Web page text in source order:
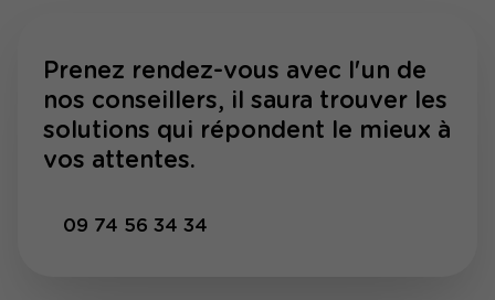
Prenez rendez-vous avec l'un de
nos conseillers, il saura trouver les
solutions qui répondent le mieux à
vos attentes.
09 74 56 34 34